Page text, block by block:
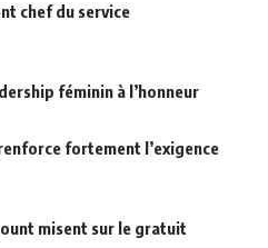
chef du service
féminin à l’honneur
fortement l’exigence
misent sur le gratuit